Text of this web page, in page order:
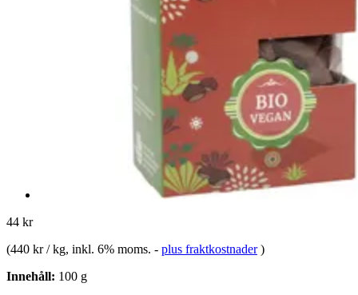
44 kr
(440 kr / kg, inkl. 6% moms. - plus fraktkostnader )
Innehåll: 100 g